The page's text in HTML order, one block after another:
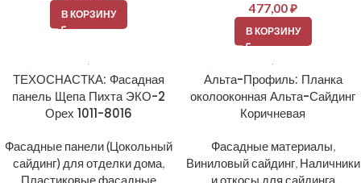
В КОРЗИНУ 477,00₽
В КОРЗИНУ
ТЕХОСНАСТКА: Фасадная
панель Щепа Пихта ЭКО-2
Орех 1011-8016
Фасадные панели (Цокольный
сайдинг) для отделки дома,
Пластиковые фасадные
Альта-Профиль: Планка
околооконная Альта-Сайдинг
Коричневая
Фасадные материалы,
Виниловый сайдинг, Наличники
и откосы для сайдинга